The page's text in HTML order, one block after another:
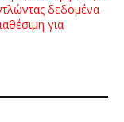
δεδομένα
για